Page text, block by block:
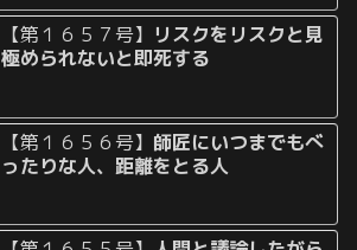
【第１６５７号】 リスクをリスクと見
極められないと即死する
【第１６５６号】 師匠にいつまでもべ
ったりな人、距離をとる人